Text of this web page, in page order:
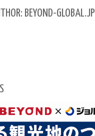
BEYOND-GLOBAL.JP